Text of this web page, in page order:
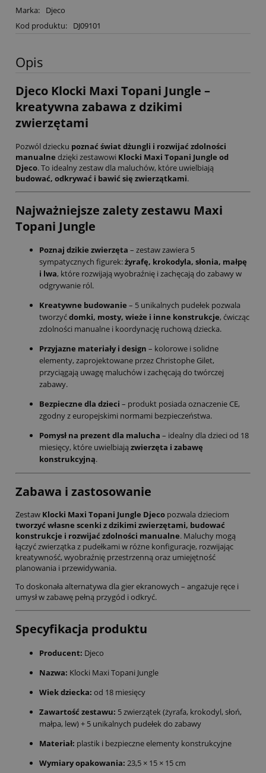
Marka:
Djeco
Kod produktu:
DJ09101
Opis
Djeco Klocki Maxi Topani Jungle –
kreatywna zabawa z dzikimi
zwierzętami
Pozwól dziecku poznać świat dżungli i rozwijać zdolności
manualne dzięki zestawowi Klocki Maxi Topani Jungle od
Djeco. To idealny zestaw dla maluchów, które uwielbiają
budować, odkrywać i bawić się zwierzątkami.
Najważniejsze zalety zestawu Maxi
Topani Jungle
Poznaj dzikie zwierzęta – zestaw zawiera 5
sympatycznych figurek:żyrafę, krokodyla, słonia, małpę
i lwa, które rozwijają wyobraźnię i zachęcają do zabawy w
odgrywanie ról.
Kreatywne budowanie – 5 unikalnych pudełek pozwala
tworzyćdomki, mosty, wieże i inne konstrukcje, ćwicząc
zdolności manualne i koordynację ruchową dziecka.
Przyjazne materiały i design – kolorowe i solidne
elementy, zaprojektowane przez Christophe Gilet,
przyciągają uwagę maluchów i zachęcają do twórczej
zabawy.
Bezpieczne dla dzieci – produkt posiada oznaczenie CE,
zgodny z europejskimi normami bezpieczeństwa.
Pomysł na prezent dla malucha – idealny dla dzieci od 18
miesięcy, które uwielbiają zwierzęta i zabawę
konstrukcyjną.
Zabawa i zastosowanie
Zestaw Klocki Maxi Topani Jungle Djeco pozwala dzieciom
tworzyć własne scenki z dzikimi zwierzętami, budować
konstrukcje i rozwijać zdolności manualne. Maluchy mogą
łączyć zwierzątka z pudełkami w różne konfiguracje, rozwijając
kreatywność, wyobraźnię przestrzenną oraz umiejętność
planowania i przewidywania.
To doskonała alternatywa dla gier ekranowych – angażuje ręce i
umysł w zabawę pełną przygód i odkryć.
Specyfikacja produktu
Producent: Djeco
Nazwa: Klocki Maxi Topani Jungle
Wiek dziecka: od 18 miesięcy
Zawartość zestawu: 5 zwierzątek (żyrafa, krokodyl, słoń,
małpa, lew) + 5 unikalnych pudełek do zabawy
Materiał: plastik i bezpieczne elementy konstrukcyjne
Wymiary opakowania: 23,5 × 15 × 15 cm